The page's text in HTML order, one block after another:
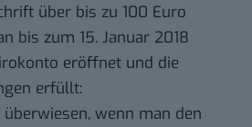
über bis zu 100 Euro
bis zum 15. Januar 2018
eröffnet und die
erfüllt:
wenn man den